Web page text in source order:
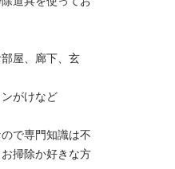
屋、廊下、玄
がけなど
で専門知識は不
掃除か好きな方